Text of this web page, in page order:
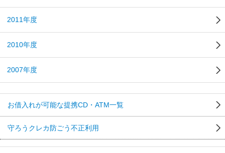
2011年度
2010年度
2007年度
お借入れが可能な提携CD・ATM一覧
守ろうクレカ防ごう不正利用